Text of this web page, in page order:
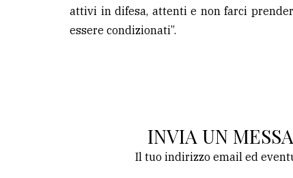
attivi in difesa, attenti e non farci
essere condizionati”.
INVIA UN
Il tuo indirizzo email ed